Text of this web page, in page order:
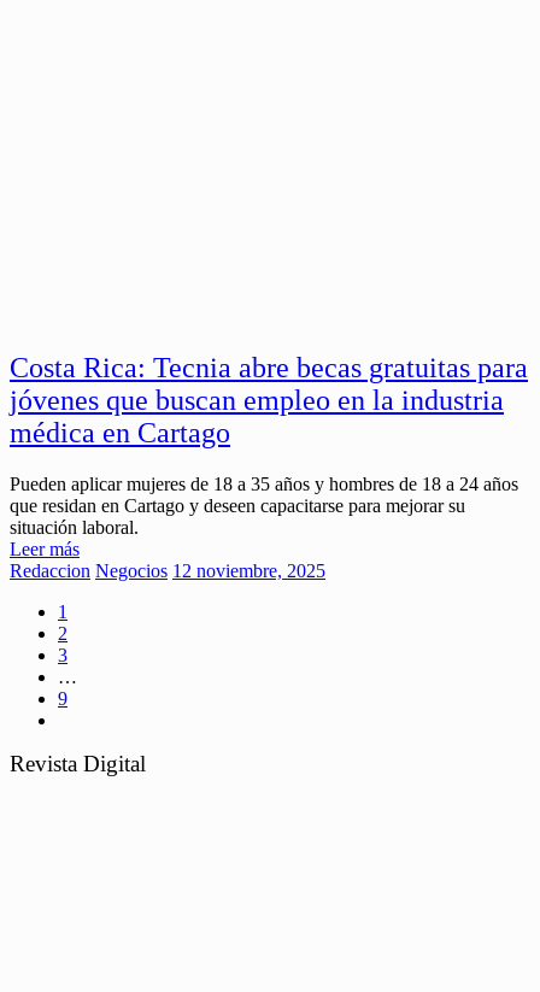
Costa Rica: Tecnia abre becas gratuitas para
jóvenes que buscan empleo en la industria
médica en Cartago
Pueden aplicar mujeres de 18 a 35 años y hombres de 18 a 24 años
que residan en Cartago y deseen capacitarse para mejorar su
situación laboral.
Leer más
Redaccion Negocios 12 noviembre, 2025
1
2
3
…
9
Revista Digital